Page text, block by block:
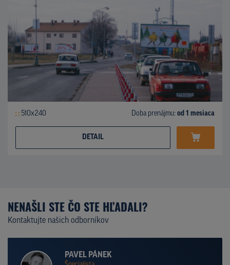
510x240 Doba prenájmu: od 1 mesiaca
DETAIL
NENAŠLI STE ČO STE HĽADALI?
Kontaktujte našich odborníkov
PAVEL PÁNEK